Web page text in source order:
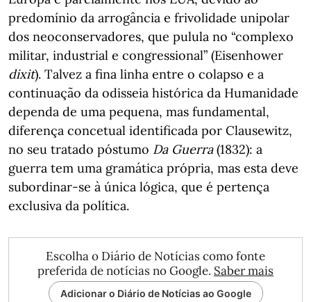
predomínio da arrogância e frivolidade unipolar
dos neoconservadores, que pulula no “complexo
militar, industrial e congressional” (Eisenhower
dixit). Talvez a fina linha entre o colapso e a
continuação da odisseia histórica da Humanidade
dependa de uma pequena, mas fundamental,
diferença concetual identificada por Clausewitz,
no seu tratado póstumo Da Guerra(1832): a
guerra tem uma gramática própria, mas esta deve
subordinar-se à única lógica, que é pertença
exclusiva da política.
Escolha o Diário de Notícias como fonte
preferida de notícias no Google. Saber mais
Adicionar o Diário de Notícias ao Google